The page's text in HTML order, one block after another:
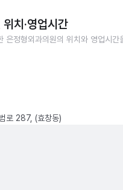
위치·영업시간
은정형외과의원의 위치와 영업시간
로 287, (효창동)